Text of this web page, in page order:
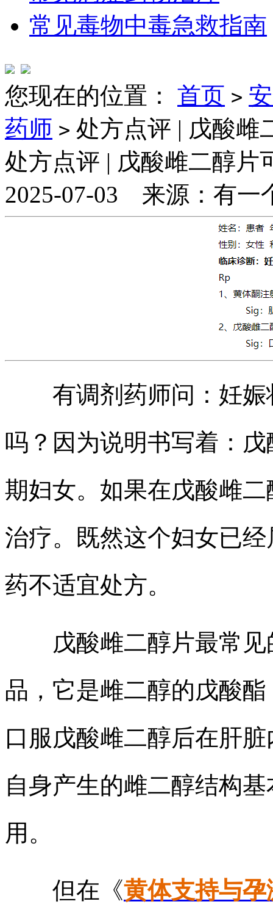
常见毒物中毒急救指南
您现在的位置： 首页 >
药师 > 处方点评 | 戊酸雌
处方点评 | 戊酸雌二醇片
2025-07-03 来源：有
有调剂药师问：妊娠
吗？因为说明书写着：
期妇女。如果在戊酸雌
治疗。既然这个妇女已
药不适宜处方。
戊酸雌二醇片最常见
品，它是雌二醇的戊酸
口服戊酸雌二醇后在肝
自身产生的雌二醇结构
用。
但在《黄体支持与孕